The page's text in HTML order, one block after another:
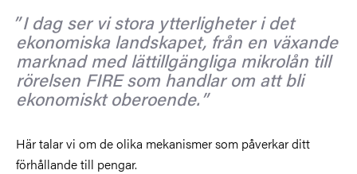
I dag ser vi stora ytterligheter i det
ekonomiska landskapet, från en växande
marknad med lättillgängliga mikrolån till
rörelsen FIRE som handlar om att bli
ekonomiskt oberoende.
Här talar vi om de olika mekanismer som påverkar ditt
förhållande till pengar.